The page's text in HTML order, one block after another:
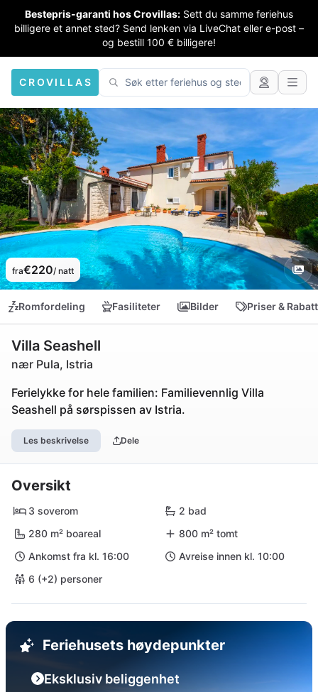
Bestepris-garanti hos Crovillas: Sett du samme feriehus
billigere et annet sted? Send lenken via LiveChat eller e-post –
og bestill 100 € billigere!
CROVILLAS
fra€220/ natt
Romfordeling Fasiliteter Bilder Priser &
Villa Seashell
nær Pula, Istria
Ferielykke for hele familien: Familievennlig Villa
Seashell på sørspissen av Istria.
Les beskrivelse Dele
Oversikt
3 soverom
2 bad
280 m² boareal
800 m² tomt
Ankomst fra kl. 16:00
Avreise innen kl. 10:00
6 (+2) personer
Feriehusets høydepunkter
Eksklusiv beliggenhet